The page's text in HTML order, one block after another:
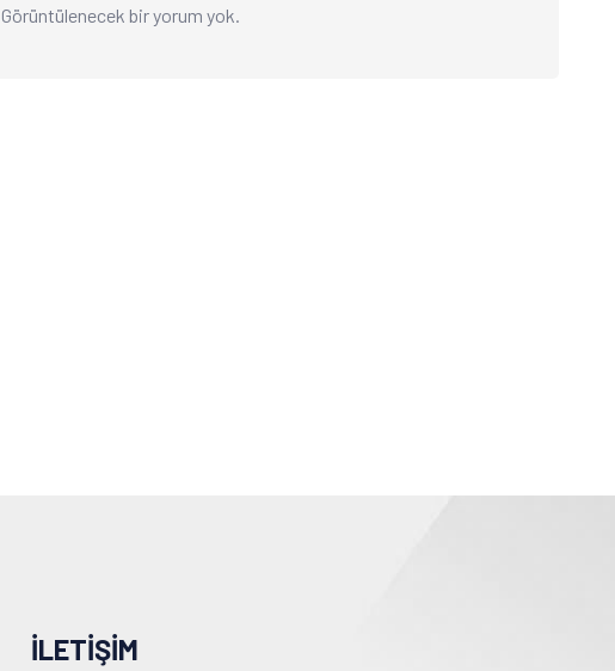
Görüntülenecek bir yorum yok.
İLETIŞIM